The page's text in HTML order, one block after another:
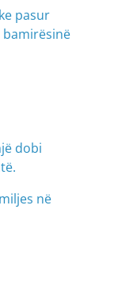
pasur
dobi
në